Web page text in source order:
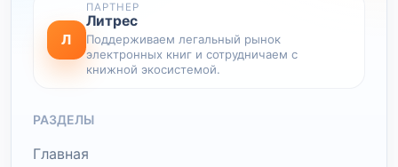
Л
ПАРТНЕР
Литрес
Поддерживаем легальный рынок
электронных книг и сотрудничаем с
книжной экосистемой.
РАЗДЕЛЫ
Главная